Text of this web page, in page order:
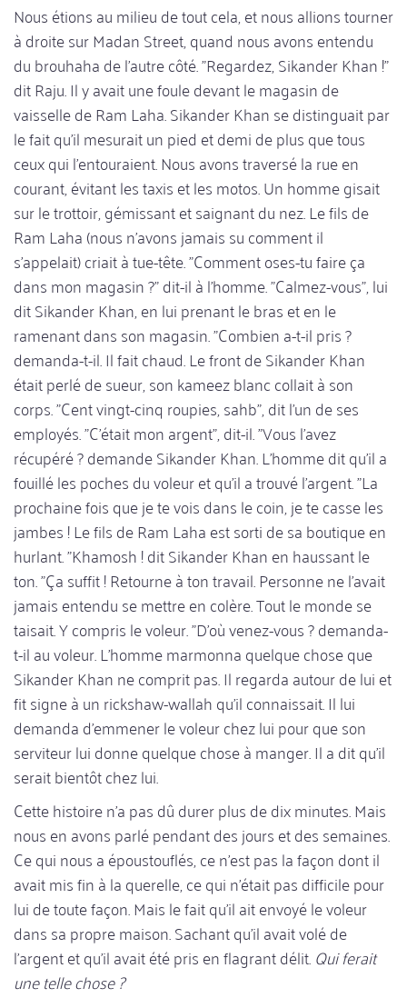
Nous étions au milieu de tout cela, et nous allions tourner
à droite sur Madan Street, quand nous avons entendu
du brouhaha de l'autre côté. "Regardez, Sikander Khan !"
dit Raju. Il y avait une foule devant le magasin de
vaisselle de Ram Laha. Sikander Khan se distinguait par
le fait qu'il mesurait un pied et demi de plus que tous
ceux qui l'entouraient. Nous avons traversé la rue en
courant, évitant les taxis et les motos. Un homme gisait
sur le trottoir, gémissant et saignant du nez. Le fils de
Ram Laha (nous n'avons jamais su comment il
s'appelait) criait à tue-tête. "Comment oses-tu faire ça
dans mon magasin ?" dit-il à l'homme. "Calmez-vous", lui
dit Sikander Khan, en lui prenant le bras et en le
ramenant dans son magasin. "Combien a-t-il pris ?
demanda-t-il. Il fait chaud. Le front de Sikander Khan
était perlé de sueur, son kameez blanc collait à son
corps. "Cent vingt-cinq roupies, sahb", dit l'un de ses
employés. "C'était mon argent", dit-il. "Vous l'avez
récupéré ? demande Sikander Khan. L'homme dit qu'il a
fouillé les poches du voleur et qu'il a trouvé l'argent. "La
prochaine fois que je te vois dans le coin, je te casse les
jambes ! Le fils de Ram Laha est sorti de sa boutique en
hurlant. "Khamosh ! dit Sikander Khan en haussant le
ton. "Ça suffit ! Retourne à ton travail. Personne ne l'avait
jamais entendu se mettre en colère. Tout le monde se
taisait. Y compris le voleur. "D'où venez-vous ? demanda-
t-il au voleur. L'homme marmonna quelque chose que
Sikander Khan ne comprit pas. Il regarda autour de lui et
fit signe à un rickshaw-wallah qu'il connaissait. Il lui
demanda d'emmener le voleur chez lui pour que son
serviteur lui donne quelque chose à manger. Il a dit qu'il
serait bientôt chez lui.
Cette histoire n'a pas dû durer plus de dix minutes. Mais
nous en avons parlé pendant des jours et des semaines.
Ce qui nous a époustouflés, ce n'est pas la façon dont il
avait mis fin à la querelle, ce qui n'était pas difficile pour
lui de toute façon. Mais le fait qu'il ait envoyé le voleur
dans sa propre maison. Sachant qu'il avait volé de
l'argent et qu'il avait été pris en flagrant délit.Qui ferait
une telle chose ?